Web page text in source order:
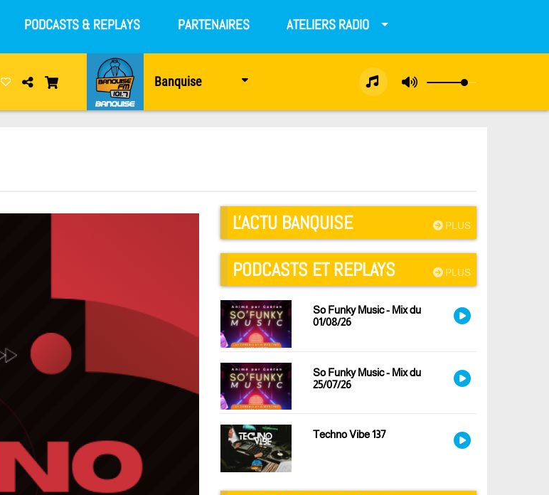
PODCASTS & REPLAYS PARTENAIRES ATELIERS RADIO
Banquise
PLUS
L'ACTU BANQUISE
PLUS
PODCASTS ET REPLAYS
So Funky Music - Mix du
01/08/26
So Funky Music - Mix du
25/07/26
Techno Vibe 137